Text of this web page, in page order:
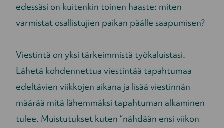
edessäsi on kuitenkin toinen haaste: miten
varmistat osallistujien paikan päälle saapumisen?
Viestintä on yksi tärkeimmistä työkaluistasi.
Lähetä kohdennettua viestintää tapahtumaa
edeltävien viikkojen aikana ja lisää viestinnän
määrää mitä lähemmäksi tapahtuman alkaminen
tulee. Muistutukset kuten “nähdään ensi viikon